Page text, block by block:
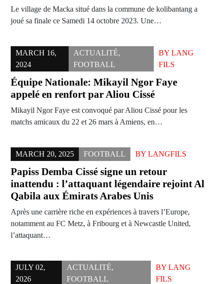
Le village de Macka situé dans la commune de kolibantang a
joué sa finale ce Samedi 14 octobre 2023. Une…
MARCH 16,
2024
ACTUALITÉ,
FOOTBALL
BY LANG
FILS
Équipe Nationale: Mikayil Ngor Faye
appelé en renfort par Aliou Cissé
Mikayil Ngor Faye est convoqué par Aliou Cissé pour les
matchs amicaux du 22 et 26 mars à Amiens, en…
MARCH 20, 2025 FOOTBALL BY LANGFILS
Papiss Demba Cissé signe un retour
inattendu : l’attaquant légendaire rejoint Al
Qabila aux Émirats Arabes Unis
Après une carrière riche en expériences à travers l’Europe,
notamment au FC Metz, à Fribourg et à Newcastle United,
l’attaquant…
JULY 02,
2026
ACTUALITÉ,
FOOTBALL
BYLANG
FILS